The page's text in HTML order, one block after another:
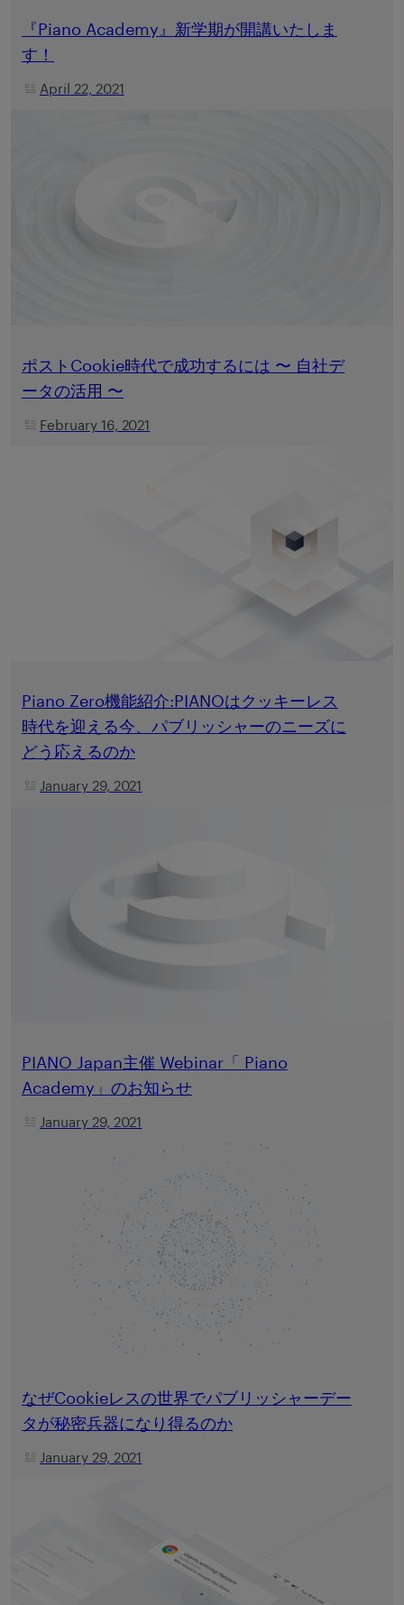
『Piano Academy』新学期が開講いたしま
す！
April 22, 2021
ポストCookie時代で成功するには 〜 自社デ
ータの活用 〜
February 16, 2021
Piano Zero機能紹介:PIANOはクッキーレス
時代を迎える今、パブリッシャーのニーズに
どう応えるのか
January 29, 2021
PIANO Japan主催 Webinar「 Piano
Academy」のお知らせ
January 29, 2021
なぜCookieレスの世界でパブリッシャーデー
タが秘密兵器になり得るのか
January 29, 2021